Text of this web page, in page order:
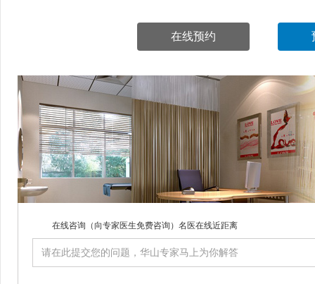
在线预约
在线咨询 （向专家医生免费咨询）名医在线近距离